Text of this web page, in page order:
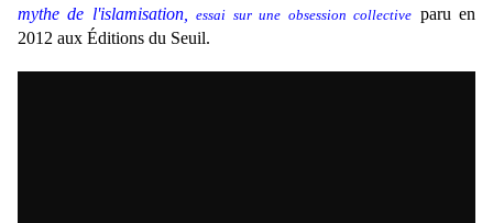
mythe de l'islamisation,essai sur une obsession collective paru en
2012 aux Éditions du Seuil.